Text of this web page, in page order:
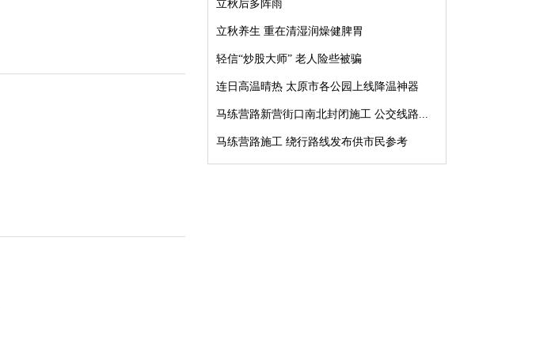
立秋后多阵雨
立秋养生 重在清湿润燥健脾胃
轻信“炒股大师” 老人险些被骗
连日高温晴热 太原市各公园上线降温神器
马练营路新营街口南北封闭施工 公交线路...
马练营路施工 绕行路线发布供市民参考